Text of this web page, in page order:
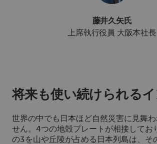
藤井久矢氏
上席執行役員 大阪本社長
将来も使い続けられる
世界の中でも日本ほど自然災害に見舞
せん。4つの地殻プレートが相接してお
の3を山や丘陵が占める日本列島は、そ